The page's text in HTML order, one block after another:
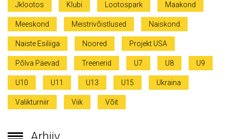
Jklootos Klubi Lootospark Maakond
Meeskond Meistrivõistlused Naiskond
Naiste Esiliiga Noored Projekt USA
Põlva Päevad Treenerid U7 U8 U9
U10 U11 U13 U15 Ukraina
Valikturniir Viik Võit